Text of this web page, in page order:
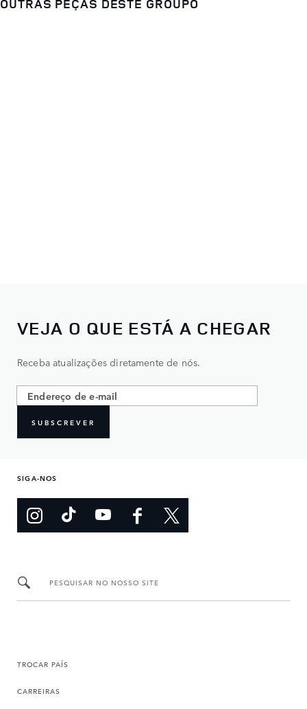
VEJA O QUE ESTÁ A CHEGAR
Receba atualizações diretamente de nós.
SUBSCREVER
SIGA-NOS
PESQUISAR NO NOSSO SITE
TROCAR PAÍS
CARREIRAS